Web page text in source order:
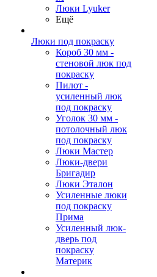
Люки Lyuker
Ещё
Люки под покраску
Короб 30 мм -
стеновой люк под
покраску
Пилот -
усиленный люк
под покраску
Уголок 30 мм -
потолочный люк
под покраску
Люки Мастер
Люки-двери
Бригадир
Люки Эталон
Усиленные люки
под покраску
Прима
Усиленный люк-
дверь под
покраску
Материк